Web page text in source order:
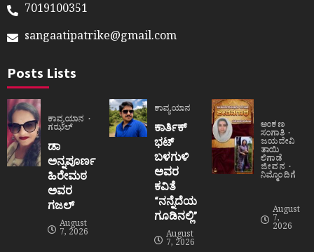
7019100351
sangaatipatrike@gmail.com
Posts Lists
ಕಾವ್ಯಯಾನ
ಗಝಲ್
ಡಾ
ಅನ್ನಪೂರ್ಣ
ಹಿರೇಮಠ
ಅವರ
ಗಜಲ್
August
7, 2026
ಕಾವ್ಯಯಾನ
ಕಾರ್ತಿಕ್
ಭಟ್
ಬಳಗುಳಿ
ಅವರ
ಕವಿತೆ
“ನನ್ನೆದೆಯ
ಗೂಡಿನಲ್ಲಿ”
August
7, 2026
ಅಂಕಣ
ಸಂಗಾತಿ
ಜಯದೇವಿ
ತಾಯಿ
ಲಿಗಾಡೆ
ಜೀವನ
ನಿಮ್ಮೊಂದಿಗೆ
August
7,
2026